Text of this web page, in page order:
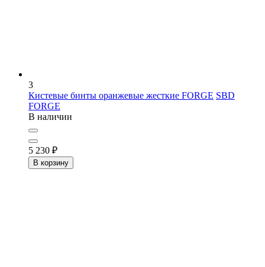
3
Кистевые бинты оранжевые жесткие FORGE SBD
FORGE
В наличии
5 230 ₽
В корзину